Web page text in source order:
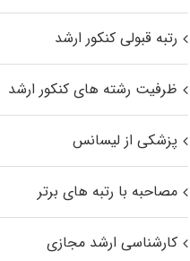
رتبه قبولی کنکور ارشد
ظرفیت رشته های کنکور ارشد
پزشکی از لیسانس
مصاحبه با رتبه های برتر
کارشناسی ارشد مجازی